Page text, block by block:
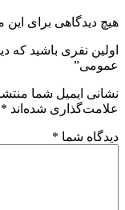
هیچ دیدگاهی برای
اولین نفری باشید که
عمومی”
نشانی ایمیل شما
علامت‌گذاری شده‌اند *
دیدگاه شما *